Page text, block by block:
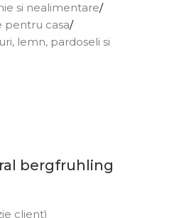
si nealimentare/
pentru casa/
lemn, pardoseli si
bergfruhling
client)